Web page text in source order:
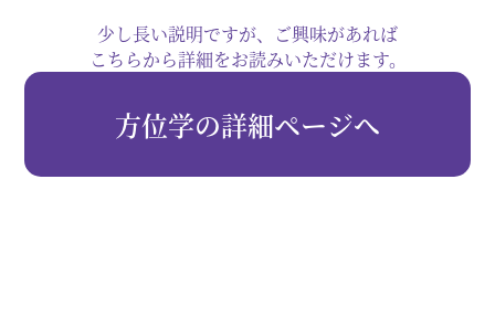
少し長い説明ですが、ご興味があれば
こちらから詳細をお読みいただけます。
方位学の詳細ページへ